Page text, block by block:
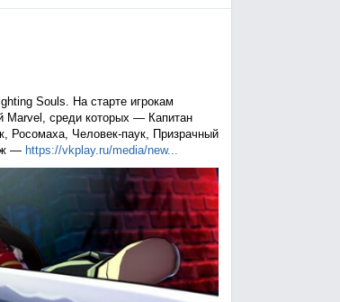
Souls. На старте игрокам
Marvel, среди которых — Капитан
Человек-паук, Призрачный
— https://vkplay.ru/media/new...